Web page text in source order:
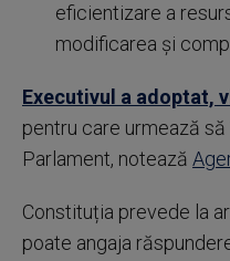
eficientizare a
modificarea și
Executivul a adoptat,
pentru care urmează
Parlament, notează
Constituția prevede la
poate angaja